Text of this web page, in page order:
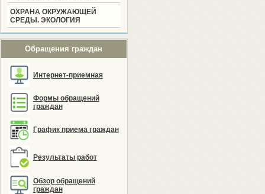
ОХРАНА ОКРУЖАЮЩЕЙ
СРЕДЫ. ЭКОЛОГИЯ
Обращения граждан
Интернет-приемная
Формы обращений
граждан
График приема граждан
Результаты работ
Обзор обращений
граждан